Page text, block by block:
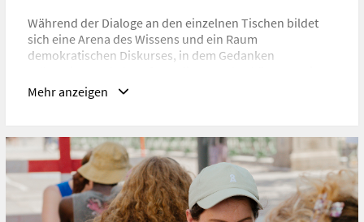
Während der Dialoge an den einzelnen Tischen bildet
sich eine Arena des Wissens und ein Raum
demokratischen Diskurses, in dem Gedanken
folgen dabei der Idee von Franz Kafkas Naturtheater von
Oklahoma aus seinem Romanfragment „Der
„Karl sah an einer Straßenecke ein Plakat mit folgender
Aufschrift: ‚Auf dem Rennplatz in Clayton wird heute von
sechs Uhr früh bis Mitternacht Personal für das Theater
in Oklahoma aufgenommen! Das große Theater von
Oklahoma ruft euch! Es ruft nur heute, nur einmal! Wer
Mehr anzeigen